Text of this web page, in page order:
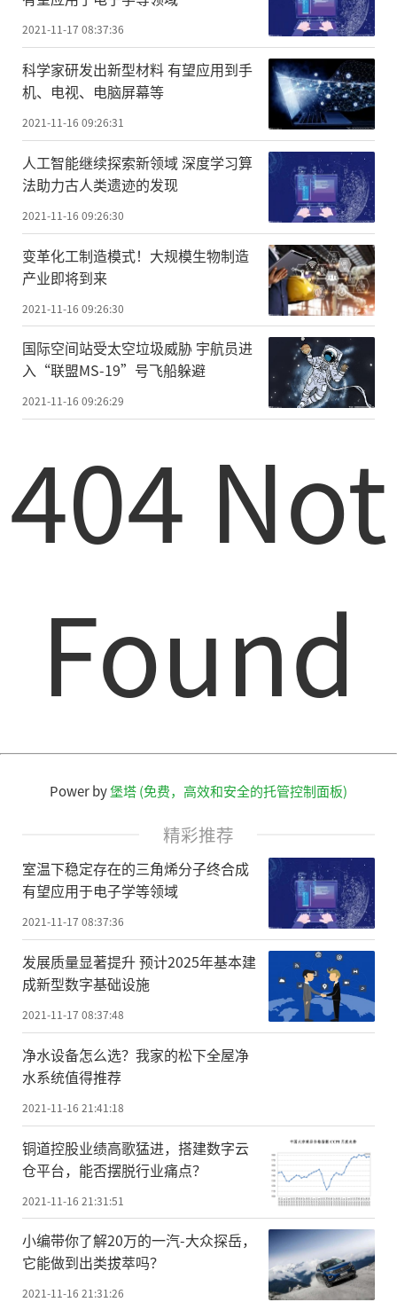
2021-11-17 08:37:36
科学家研发出新型材料 有望应用到手
机、电视、电脑屏幕等
2021-11-16 09:26:31
人工智能继续探索新领域 深度学习算
法助力古人类遗迹的发现
2021-11-16 09:26:30
变革化工制造模式！大规模生物制造
产业即将到来
2021-11-16 09:26:30
国际空间站受太空垃圾威胁 宇航员进
入“联盟MS-19”号飞船躲避
2021-11-16 09:26:29
404 Not
Found
Power by堡塔 (免费，高效和安全的托管控制面板)
精彩推荐
室温下稳定存在的三角烯分子终合成
有望应用于电子学等领域
2021-11-17 08:37:36
发展质量显著提升 预计2025年基本建
成新型数字基础设施
2021-11-17 08:37:48
净水设备怎么选？我家的松下全屋净
水系统值得推荐
2021-11-16 21:41:18
铜道控股业绩高歌猛进，搭建数字云
仓平台，能否摆脱行业痛点？
2021-11-16 21:31:51
小编带你了解20万的一汽-大众探岳，
它能做到出类拔萃吗？
2021-11-16 21:31:26